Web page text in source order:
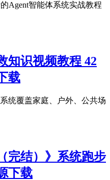
Agent智能体系统实战教程
知识视频教程 42
载
统覆盖家庭、户外、公共场
完结）》系统跑步
下载